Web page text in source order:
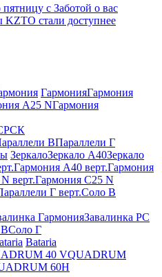
с Заботой о вас
KZTO стали доступнее
ГармонияГармония
А25 NГармония
РСК
ВПараллели Г
ЗеркалоЗеркало А40Зеркало
Гармония А40 верт.Гармония
верт.Гармония С25 N
Г верт.Соло В
ГармонияЗавалинка РС
Соло Г
Bataria
40 VQUADRUM
60H